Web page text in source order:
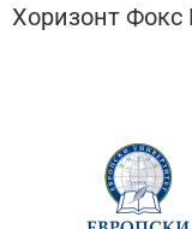
Хоризонт